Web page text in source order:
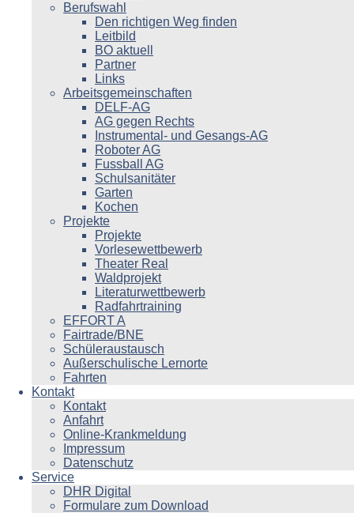
Berufswahl
Den richtigen Weg finden
Leitbild
BO aktuell
Partner
Links
Arbeitsgemeinschaften
DELF-AG
AG gegen Rechts
Instrumental- und Gesangs-AG
Roboter AG
Fussball AG
Schulsanitäter
Garten
Kochen
Projekte
Projekte
Vorlesewettbewerb
Theater Real
Waldprojekt
Literaturwettbewerb
Radfahrtraining
EFFORT A
Fairtrade/BNE
Schüleraustausch
Außerschulische Lernorte
Fahrten
Kontakt
Kontakt
Anfahrt
Online-Krankmeldung
Impressum
Datenschutz
Service
DHR Digital
Formulare zum Download